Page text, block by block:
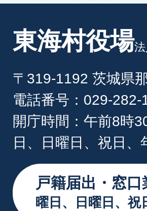
東海村役場
〒319-1192 茨城県
電話番号：029-282-
開庁時間：午前8時
日、日曜日、祝日
戸籍届出・窓
曜日、日曜日、祝